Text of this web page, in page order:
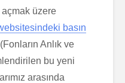
üzere
basın
Anlık ve
bu yeni
arasında